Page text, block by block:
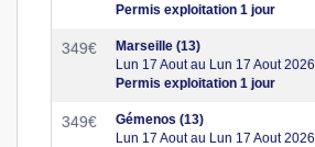
Permis exploitation 1 jour
349€
Marseille (13)
Lun 17 Aout au Lun 17 Aout 2026
Permis exploitation 1 jour
349€
Gémenos (13)
Lun 17 Aout au Lun 17 Aout 2026